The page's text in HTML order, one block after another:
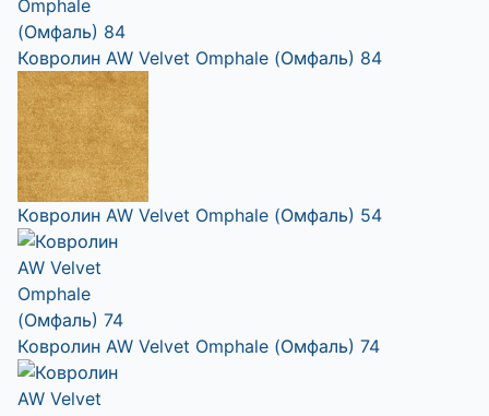
Ковролин AW Velvet Omphale (Омфаль) 84
Ковролин AW Velvet Omphale (Омфаль) 54
Ковролин AW Velvet Omphale (Омфаль) 74